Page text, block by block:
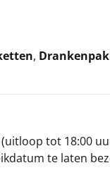
,
tot 18:00
te laten